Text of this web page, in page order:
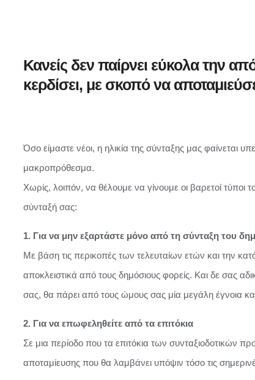
Κανείς δεν παίρνει εύκολα την
κερδίσει, με σκοπό να
Όσο είμαστε νέοι, η ηλικία της σύνταξης μας φαίνεται
μακροπρόθεσμα.
Χωρίς, λοιπόν, να θέλουμε να γίνουμε οι βαρετοί τύποι
σύνταξή σας:
1. Για να μην εξαρτάστε μόνο από τη σύνταξη του
Με βάση τις περικοπές των τελευταίων ετών και την
αποκλειστικά από τους δημόσιους φορείς. Και δε σας
σας, θα πάρει από τους ώμους σας μία μεγάλη έγνοια
2. Για να επωφεληθείτε από τα επιτόκια
Σε μια περίοδο που τα επιτόκια των συνταξιοδοτικών
αποταμίευσης που θα λαμβάνει υπόψιν τόσο τις